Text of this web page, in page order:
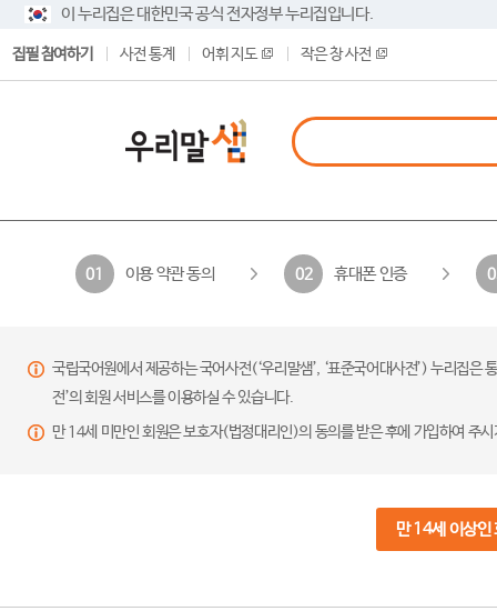
이 누리집은 대한민국 공식 전자정부 누리집입니다.
집필 참여하기 사전 통계 어휘 지도 작은 창 사전
01 이용 약관 동의 02 휴대폰 인증
국립국어원에서 제공하는 국어사전(‘우리말샘’, ‘표준국어대사전’) 누리집
전’의 회원 서비스를 이용하실 수 있습니다.
만 14세 미만인 회원은 보호자(법정대리인)의 동의를 받은 후에 가입하여 주
만 14세 이상인